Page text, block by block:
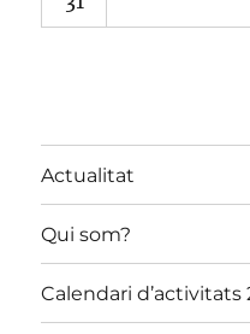
Actualitat
Qui som?
Calendari d’activitats